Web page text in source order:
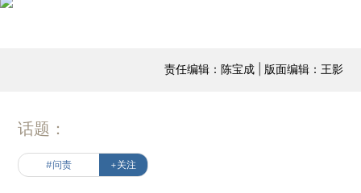
责任编辑：陈宝成 | 版面编辑：王影
话题：
#问责 +关注